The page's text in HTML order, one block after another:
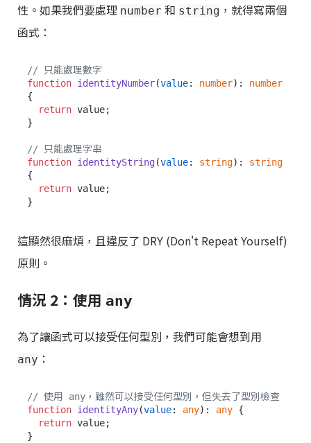
性。如果我們要處理 number 和 string ，就得寫兩個
函式：
// 只能處理數字
function identityNumber(value: number): number
{
return value;
}
// 只能處理字串
function identityString(value: string): string
{
return value;
這顯然很麻煩，且違反了 DRY (Don't Repeat Yourself)
原則。
情況 2：使用 any
為了讓函式可以接受任何型別，我們可能會想到用
any ：
// 使用 any，雖然可以接受任何型別，但失去了型別檢查
function identityAny(value: any): any {
return value;
}